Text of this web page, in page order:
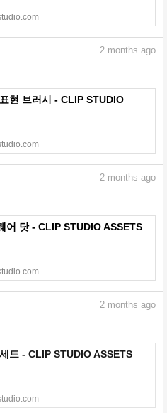
2 months ago
현 브러시 - CLIP STUDIO
2 months ago
어 닷 - CLIP STUDIO ASSETS
2 months ago
트 - CLIP STUDIO ASSETS